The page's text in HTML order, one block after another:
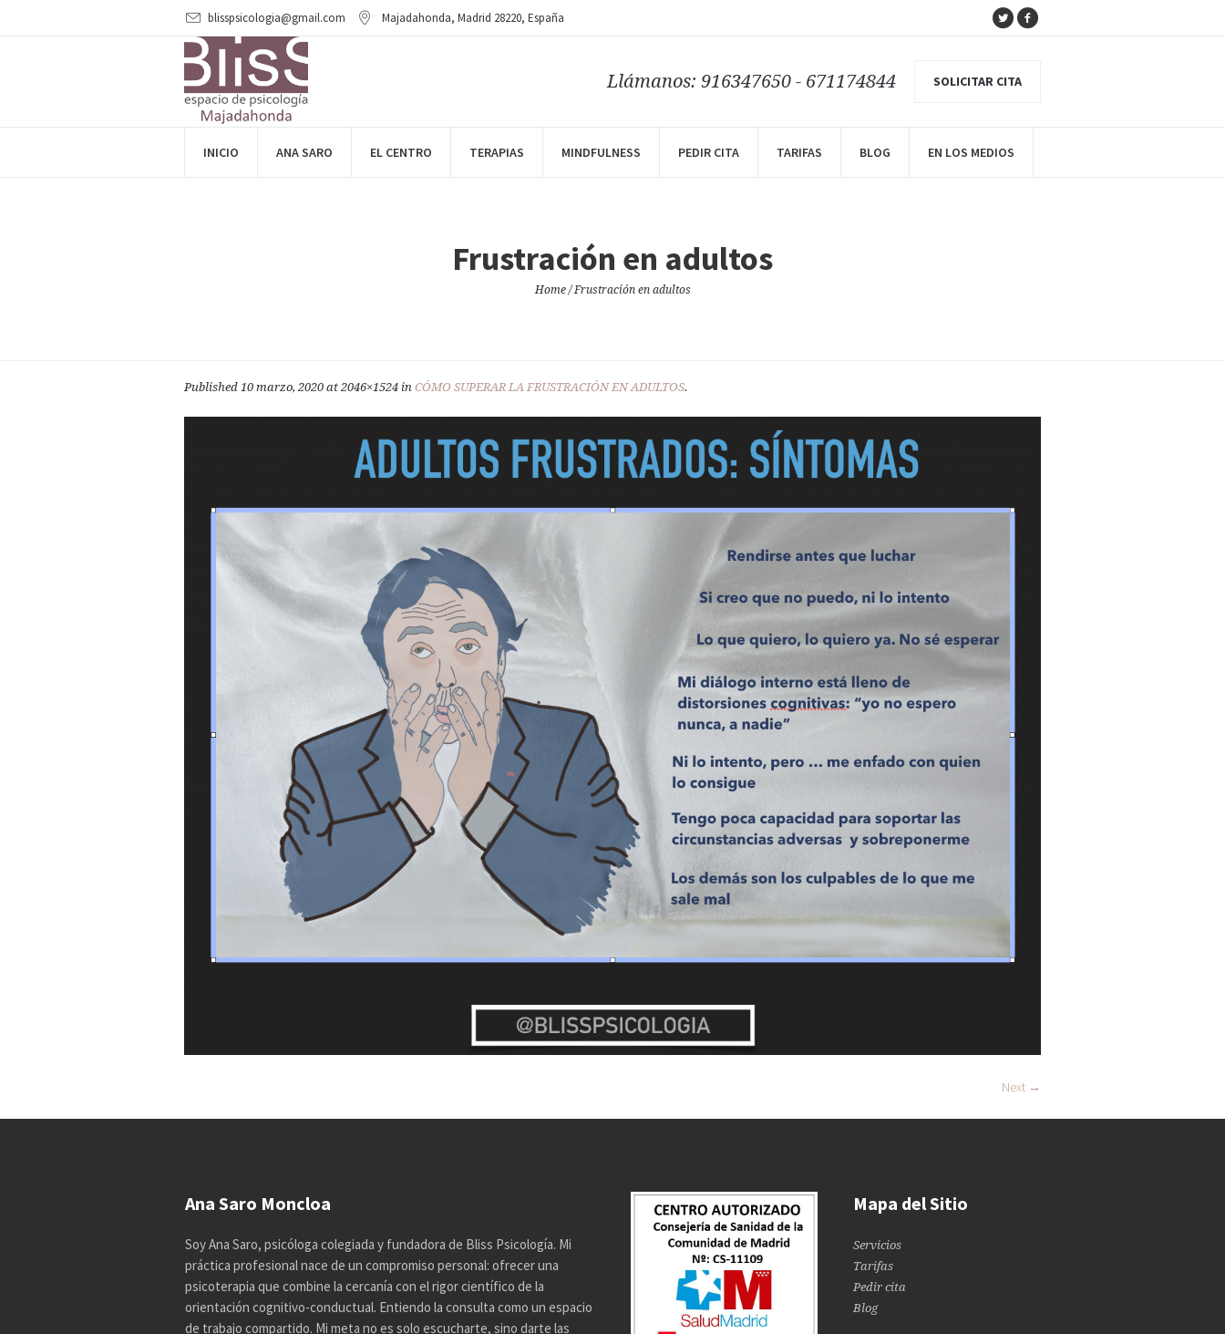
blisspsicologia@gmail.com Majadahonda, Madrid 28220, España
Llámanos: 916347650 - 671174844 SOLICITAR CITA
INICIO ANA SARO EL CENTRO TERAPIAS MINDFULNESS PEDIR CITA TARIFAS BLOG EN LOS MEDIOS
Frustración en adultos
Home /Frustración en adultos
Published 10 marzo, 2020 at 2046×1524 in CÓMO SUPERAR LA FRUSTRACIÓN EN ADULTOS.
Next →
Ana Saro Moncloa
Soy Ana Saro, psicóloga colegiada y fundadora de Bliss Psicología. Mi
práctica profesional nace de un compromiso personal: ofrecer una
psicoterapia que combine la cercanía con el rigor científico de la
orientación cognitivo-conductual. Entiendo la consulta como un espacio
de trabajo compartido. Mi meta no es solo escucharte, sino darte las
Mapa del Sitio
Servicios
Tarifas
Pedir cita
Blog